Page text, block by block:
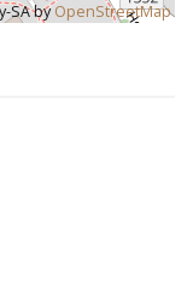
SA byOpenStreetMap